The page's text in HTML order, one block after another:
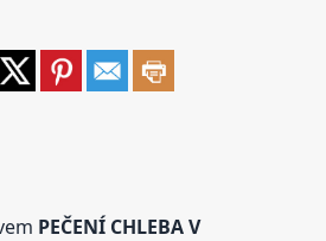
PEČENÍ CHLEBA V